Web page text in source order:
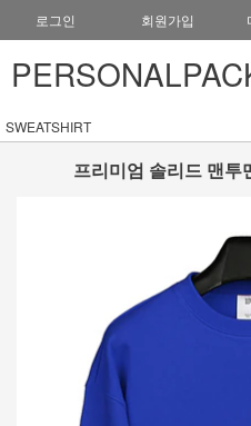
로그인 회원가입
SWEATSHIRT
프리미엄 솔리드 맨